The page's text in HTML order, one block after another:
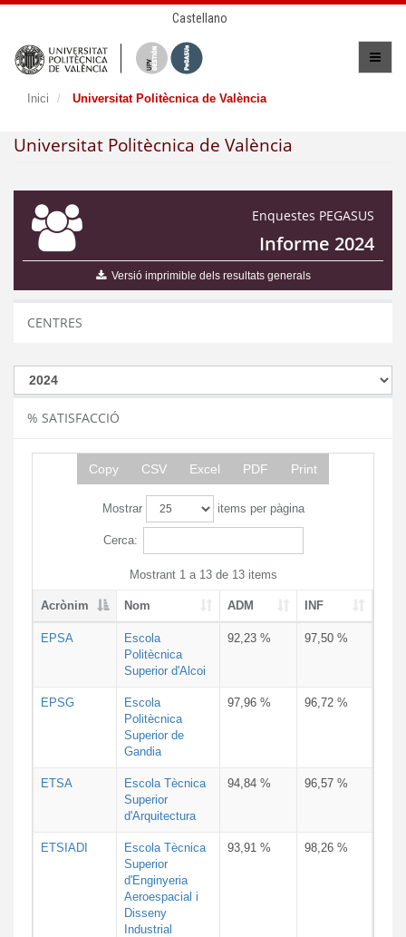
Castellano
Inici Universitat Politècnica de València
Universitat Politècnica de València
Enquestes PEGASUS
Informe 2024
Versió imprimible dels resultats generals
CENTRES
% SATISFACCIÓ
Copy CSV Excel PDF Print
Mostrar items per pàgina
Cerca:
Mostrant 1 a 13 de 13 items
Acrònim Nom ADM INF
EPSA
Escola
Politècnica
Superior d'Alcoi
92,23 % 97,50 %
EPSG
Escola
Politècnica
Superior de
Gandia
97,96 % 96,72 %
ETSA
Escola Tècnica
Superior
d'Arquitectura
94,84 % 96,57 %
ETSIADI
Escola Tècnica
Superior
d'Enginyeria
Aeroespacial i
Disseny
Industrial
93,91 % 98,26 %